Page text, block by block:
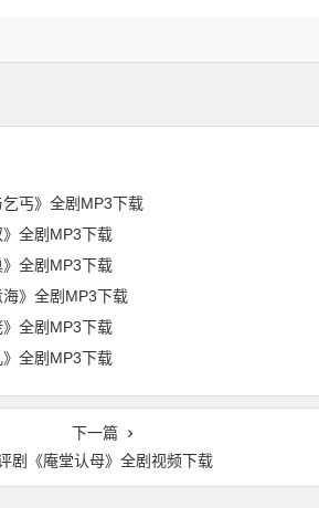
丐》全剧MP3下载
全剧MP3下载
全剧MP3下载
》全剧MP3下载
全剧MP3下载
全剧MP3下载
下一篇
剧《庵堂认母》全剧视频下载